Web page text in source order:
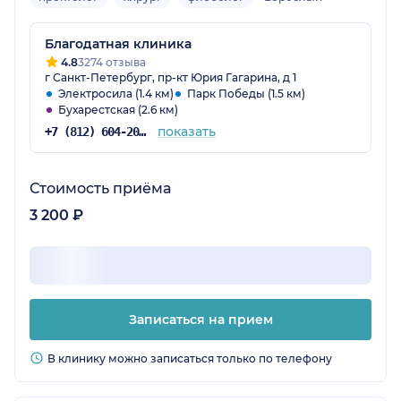
Благодатная клиника
4.83274 отзыва
г Санкт-Петербург, пр-кт Юрия Гагарина, д 1
Электросила (1.4 км)
Парк Победы (1.5 км)
Бухарестская (2.6 км)
+7 (812) 604-20-51 показать
Стоимость приёма
3 200 ₽
Записаться на прием
В клинику можно записаться только по телефону